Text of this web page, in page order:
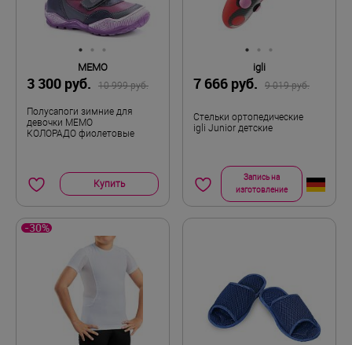
MEMO
3 300 руб. 10 999 руб.
Полусапоги зимние для
девочки MEMO
КОЛОРАДО фиолетовые
Купить
igli
7 666 руб. 9 019 руб.
Стельки ортопедические
igli Junior детские
Запись на
изготовление
-30%